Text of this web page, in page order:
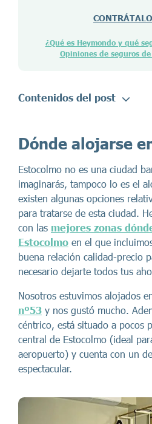
¿Qué es Heymondo y qué
Opiniones de seguros
Contenidos del post
Dónde alojarse
Estocolmo no es una ciudad
imaginarás, tampoco lo es el
existen algunas opciones
para tratarse de esta ciudad.
con las mejores zonas
Estocolmo en el que
buena relación calidad-precio
necesario dejarte todos tus
Nosotros estuvimos alojados
nº53 y nos gustó mucho.
céntrico, está situado a pocos
central de Estocolmo (ideal
aeropuerto) y cuenta con un
espectacular.